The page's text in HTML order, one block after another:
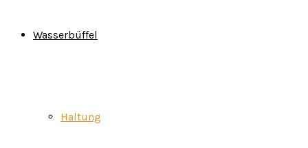
Wasserbüffel
Haltung